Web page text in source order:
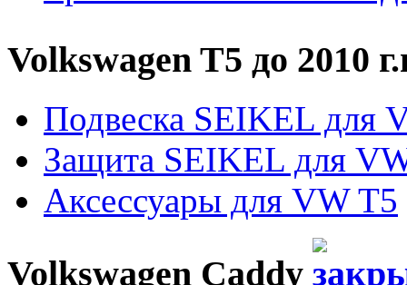
Volkswagen T5 до 2010
Подвеска SEIKEL для
Защита SEIKEL для
Аксессуары для VW T5
Volkswagen Caddy